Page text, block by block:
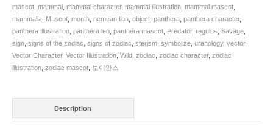
mascot mammal mammal character, mammal illustration mammal mascot
mammalia Mascot month nemean lion object panthera panthera character,
panthera illustration panthera leo panthera mascot Predator, regulus Savage
sign signs of the zodiac signs of zodiac sterism symbolize uranology, vector,
Vector Character, Vector Illustration Wild zodiac zodiac character, zodiac
illustration zodiac mascot 보이안스
Description